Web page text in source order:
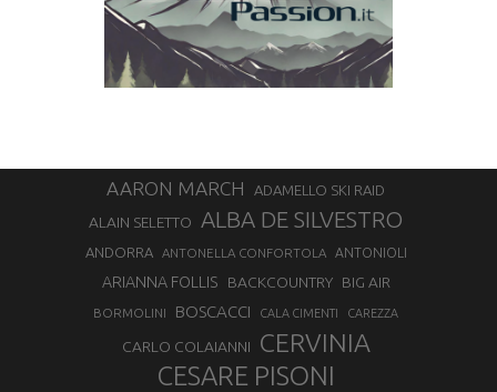
AARON MARCH ADAMELLO SKI RAID
ALAIN SELETTO ALBA DE SILVESTRO
ANDORRA ANTONELLA CONFORTOLA ANTONIOLI
ARIANNA FOLLIS BACKCOUNTRY BIG AIR
BORMOLINI BOSCACCI CALA CIMENTI CAREZZA
CARLO COLAIANNI CERVINIA
CESARE PISONI